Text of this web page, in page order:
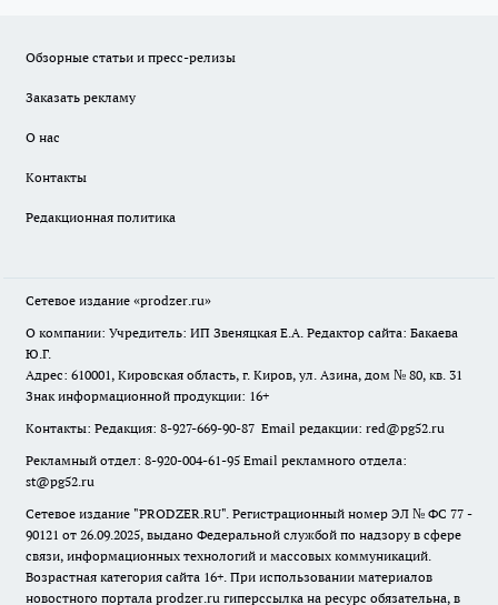
Обзорные статьи и пресс-релизы
Заказать рекламу
О нас
Контакты
Редакционная политика
Сетевое издание «prodzer.ru»
О компании: Учредитель: ИП Звеняцкая Е.А. Редактор сайта: Бакаева
Ю.Г.
Адрес: 610001, Кировская область, г. Киров, ул. Азина, дом № 80, кв. 31
Знак информационной продукции: 16+
Контакты: Редакция: 8-927-669-90-87 Email редакции: red@pg52.ru
Рекламный отдел: 8-920-004-61-95 Email рекламного отдела:
st@pg52.ru
Сетевое издание "PRODZER.RU". Регистрационный номер ЭЛ № ФС 77 -
90121 от 26.09.2025, выдано Федеральной службой по надзору в сфере
связи, информационных технологий и массовых коммуникаций.
Возрастная категория сайта 16+. При использовании материалов
новостного портала prodzer.ru гиперссылка на ресурс обязательна, в